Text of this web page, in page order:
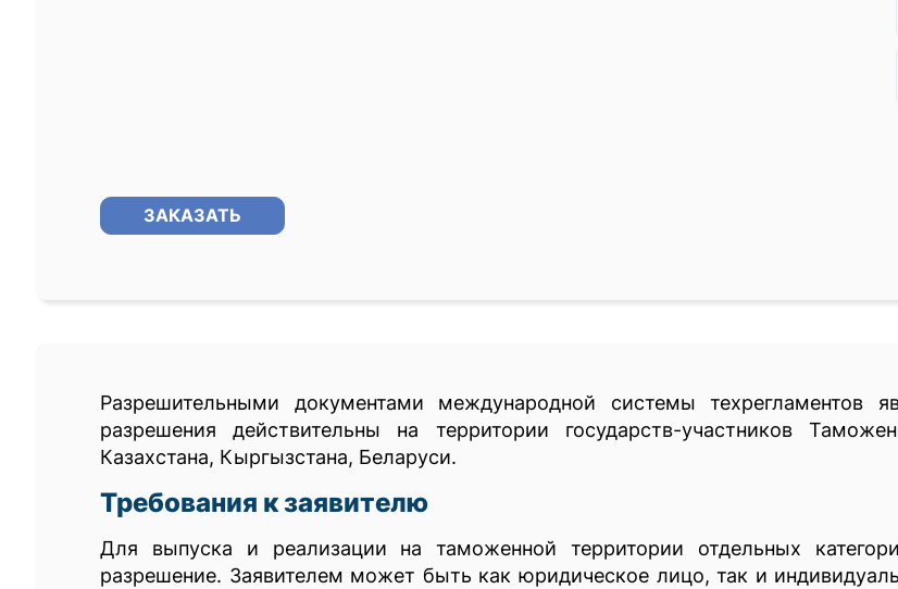
ЗАКАЗАТЬ
Разрешительными документами международной системы
разрешения действительны на территории государств-участников
Казахстана, Кыргызстана, Беларуси.
Требования к заявителю
Для выпуска и реализации на таможенной территории отдельных
разрешение. Заявителем может быть как юридическое лицо, так и